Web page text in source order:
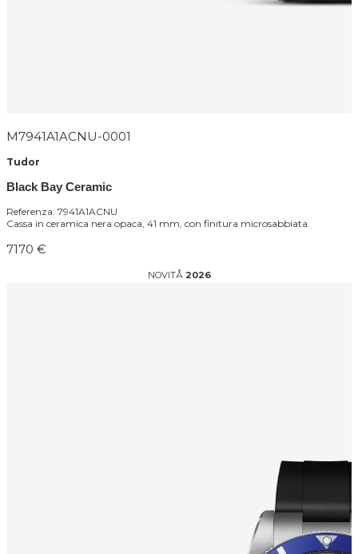
M7941A1ACNU-0001
Tudor
Black Bay Ceramic
Referenza: 7941A1ACNU
Cassa in ceramica nera opaca, 41 mm, con finitura microsabbiata.
7170 €
NOVITÅ 2026